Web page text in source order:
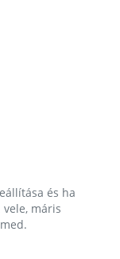
és ha
máris